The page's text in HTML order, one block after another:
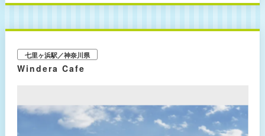
七里ヶ浜駅／神奈川県
Windera Cafe